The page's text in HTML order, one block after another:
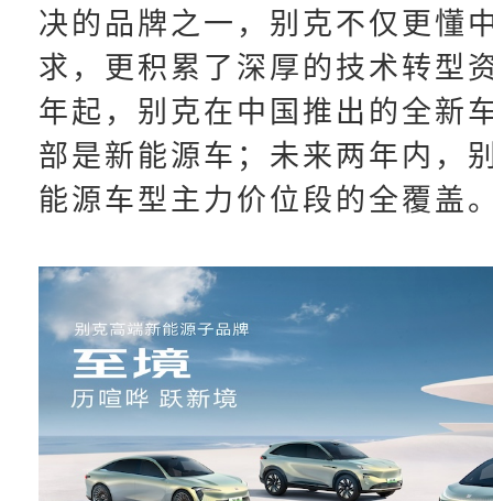
决的品牌之一，别克不仅更懂
求，更积累了深厚的技术转型
年起，别克在中国推出的全新
部是新能源车；未来两年内，
能源车型主力价位段的全覆盖